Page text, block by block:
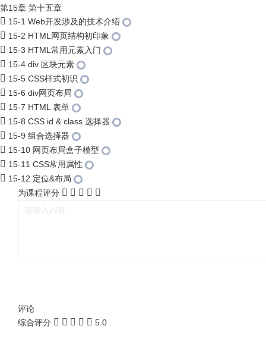
第15章 第十五章
15-1 Web开发涉及的技术介绍
15-2 HTML网页结构初印象
15-3 HTML常用元素入门
15-4 div 区块元素
15-5 CSS样式初识
15-6 div网页布局
15-7 HTML 表单
15-8 CSS id & class 选择器
15-9 组合选择器
15-10 网页布局盒子模型
15-11 CSS常用属性
15-12 定位&布局
为课程评分
评论
综合评分
5.0